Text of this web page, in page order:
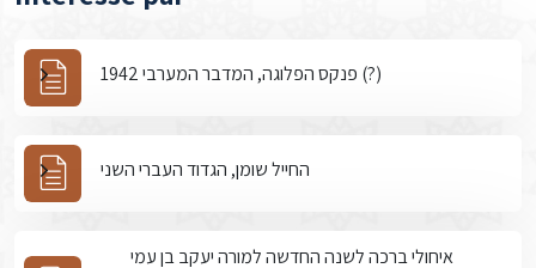
פנקס הפלוגה, המדבר המערבי 1942 (?)
החייל שומן, הגדוד העברי השני
איחולי ברכה לשנה החדשה למורה יעקב בן עמי